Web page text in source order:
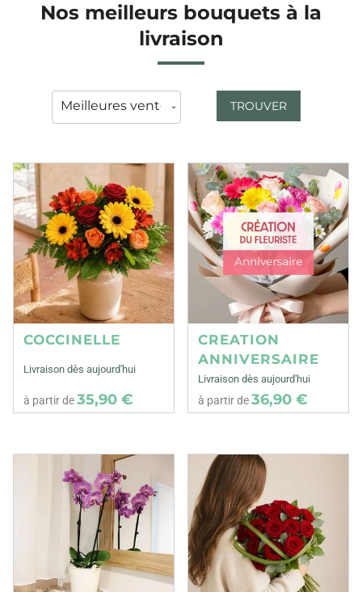
Nos meilleurs bouquets à la
livraison
TROUVER
COCCINELLE
Livraison dès aujourd'hui
à partir de35,90 €
CREATION
ANNIVERSAIRE
Livraison dès aujourd'hui
à partir de36,90 €